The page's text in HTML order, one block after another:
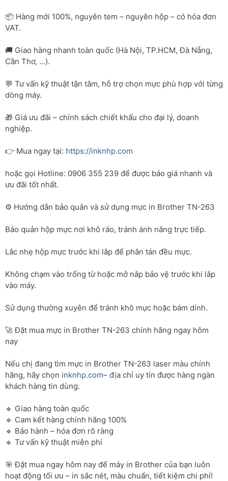
📦 Hàng mới 100%, nguyên tem – nguyên hộp – có hóa đơn
VAT.
🚚 Giao hàng nhanh toàn quốc (Hà Nội, TP.HCM, Đà Nẵng,
Cần Thơ, …).
💬 Tư vấn kỹ thuật tận tâm, hỗ trợ chọn mực phù hợp với từng
dòng máy.
🎁 Giá ưu đãi – chính sách chiết khấu cho đại lý, doanh
nghiệp.
👉 Mua ngay tại: https://inknhp.com
hoặc gọi Hotline: 0906 355 239 để được báo giá nhanh và
ưu đãi tốt nhất.
⚙️ Hướng dẫn bảo quản và sử dụng mực in Brother TN-263
Bảo quản hộp mực nơi khô ráo, tránh ánh nắng trực tiếp.
Lắc nhẹ hộp mực trước khi lắp để phân tán đều mực.
Không chạm vào trống từ hoặc mở nắp bảo vệ trước khi lắp
vào máy.
Sử dụng thường xuyên để tránh khô mực hoặc bám dính.
🚀 Đặt mua mực in Brother TN-263 chính hãng ngay hôm
nay
Nếu chị đang tìm mực in Brother TN-263 laser màu chính
hãng, hãy chọn inknhp.com– địa chỉ uy tín được hàng ngàn
khách hàng tin dùng.
🔹 Giao hàng toàn quốc
🔹 Cam kết hàng chính hãng 100%
🔹 Bảo hành – hóa đơn rõ ràng
🔹 Tư vấn kỹ thuật miễn phí
🎯 Đặt mua ngay hôm nay để máy in Brother của bạn luôn
hoạt động tối ưu – in sắc nét, màu chuẩn, tiết kiệm chi phí!